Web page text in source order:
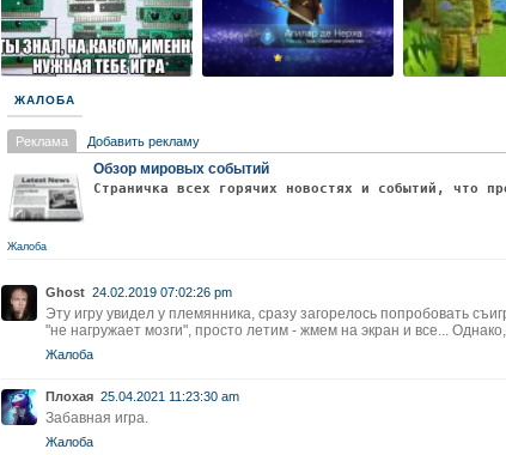
ЖАЛОБА
Реклама Добавить рекламу
Обзор мировых событий
Страничка всех горячих новостях и событий, что
Жалоба
Ghost 24.02.2019 07:02:26 pm
Эту игру увидел у племянника, сразу загорелось попробовать
"не нагружает мозги", просто летим - жмем на экран и все...
Жалоба
Плохая 25.04.2021 11:23:30 am
Забавная игра.
Жалоба